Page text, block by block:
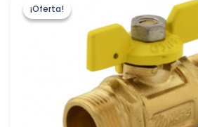
¡Oferta!
¡Oferta!